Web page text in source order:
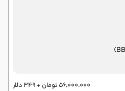
۵۶٬۰۰۰٬۰۰۰ تومان + ۳۴۹ دلار